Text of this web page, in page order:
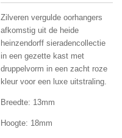
Zilveren vergulde oorhangers
afkomstig uit de heide
heinzendorff sieradencollectie
in een gezette kast met
druppelvorm in een zacht roze
kleur voor een luxe uitstraling.
Breedte: 13mm
Hoogte: 18mm